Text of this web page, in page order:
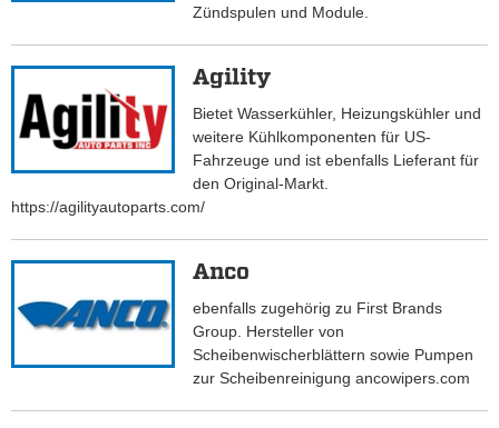
Zündspulen und Module.
Agility
Bietet Wasserkühler, Heizungskühler und
weitere Kühlkomponenten für US-
Fahrzeuge und ist ebenfalls Lieferant für
den Original-Markt.
https://agilityautoparts.com/
Anco
ebenfalls zugehörig zu First Brands
Group. Hersteller von
Scheibenwischerblättern sowie Pumpen
zur Scheibenreinigung ancowipers.com